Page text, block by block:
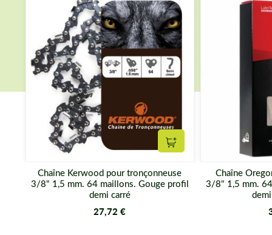
Ajouter au panier
Chaîne Kerwood pour tronçonneuse
3/8" 1,5 mm. 64 maillons. Gouge profil
demi carré
27,72 €
Chaîne
3/8" 1,5 mm.